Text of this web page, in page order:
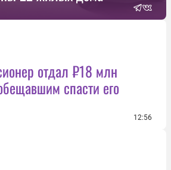
отдал ₽18 млн
спасти его
12:56